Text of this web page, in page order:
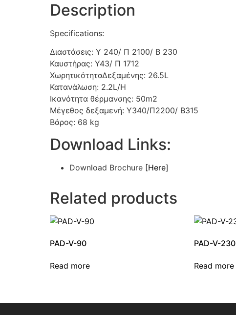
Description
Specifications:
Διαστάσεις: Υ 240/ Π 2100/ Β 230
Καυστήρας: Y43/ Π 1712
ΧωρητικότηταΔεξαμένης: 26.5L
Κατανάλωση: 2.2L/H
Ικανότητα θέρμανσης: 50m2
Μέγεθος δεξαμενή: Y340/Π2200/ B315
Βάρος: 68 kg
Download Links:
Download Brochure [Here]
Related products
PAD-V-90
Read more
PAD-V-230
Read more